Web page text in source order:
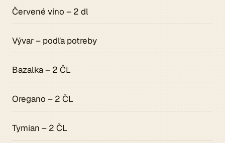
Červené víno – 2 dl
Vývar – podľa potreby
Bazalka – 2 ČL
Oregano – 2 ČL
Tymian – 2 ČL